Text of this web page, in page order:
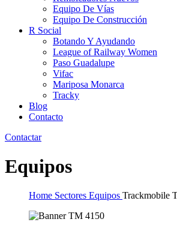
Equipo De Vías
Equipo De Construcción
R Social
Botando Y Ayudando
League of Railway Women
Paso Guadalupe
Vifac
Mariposa Monarca
Tracky
Blog
Contacto
Contactar
Equipos
Home Sectores Equipos Trackmobile